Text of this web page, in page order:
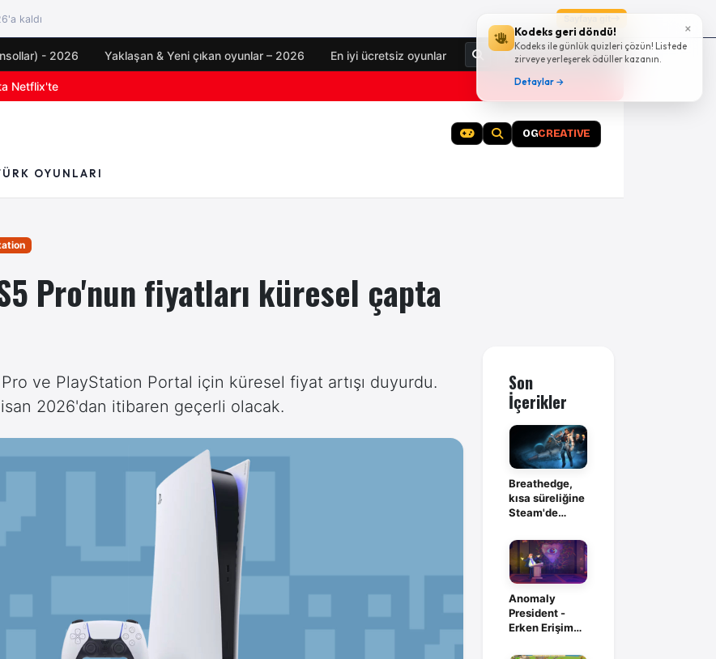
×
Kodeks geri döndü!
Kodeks ile günlük quizleri çözün! Listede
zirveye yerleşerek ödüller kazanın.
Detaylar →
kaldı
- 2026 Yaklaşan & Yeni çıkan oyunlar – 2026 En iyi ücretsiz oyunlar Giriş Yap
duyuruları
OGCREATIVE
OYUNLARI
Pro'nun fiyatları küresel çapta
ve PlayStation Portal için küresel fiyat artışı duyurdu.
2026'dan itibaren geçerli olacak.
Son
İçerikler
Breathedge,
kısa süreliğine
Steam'de
Anomaly
President -
Erken Erişim